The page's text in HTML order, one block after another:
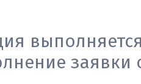
заявки